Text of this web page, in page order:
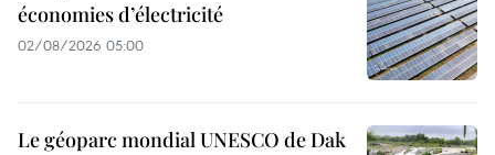
économies d’électricité
02/08/2026 05:00
Le géoparc mondial UNESCO de Dak